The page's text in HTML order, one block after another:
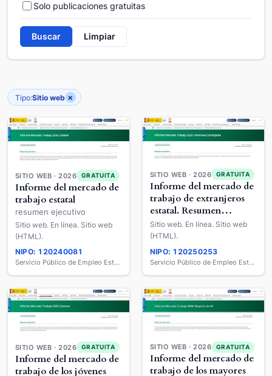
Solo publicaciones gratuitas
Buscar Limpiar
Tipo:Sitio web ×
SITIO WEB · 2026 GRATUITA
Informe del mercado de
trabajo estatal
resumen ejecutivo
Sitio web. En línea. Sitio web
(HTML).
NIPO: 120240081
Servicio Público de Empleo Estatal
SITIO WEB · 2026 GRATUITA
Informe del mercado de
trabajo de extranjeros
estatal. Resumen
ejecutivo
Sitio web. En línea. Sitio web
(HTML).
NIPO: 120250253
Servicio Público de Empleo Estatal
SITIO WEB · 2026 GRATUITA
Informe del mercado de
trabajo de los jóvenes
SITIO WEB · 2026 GRATUITA
Informe del mercado de
trabajo de los mayores